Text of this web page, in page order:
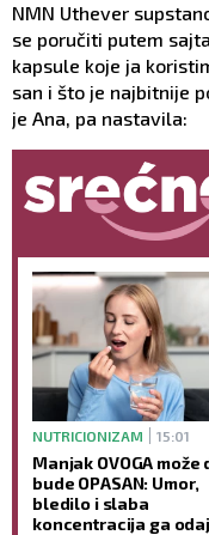
NMN Uthever
se poručiti putem sajta
kapsule koje ja
san i što je najbitnije
je Ana, pa nastavila:
NUTRICIONIZAM 15:01
Manjak OVOGA može
bude OPASAN: Umor,
bledilo i slaba
koncentracija ga